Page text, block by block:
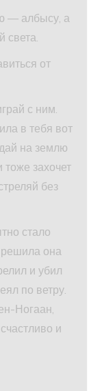
— албысу, а
света.
от
с ним.
в тебя вот
на землю
тоже захочет
без
стало
решила она
и убил
по ветру.
Ногаан,
и